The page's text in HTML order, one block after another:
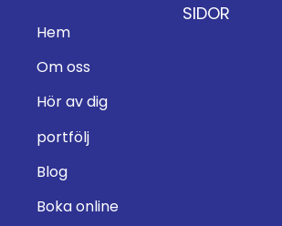
SIDOR
Hem
Om oss
Hör av dig
portfölj
Blog
Boka online